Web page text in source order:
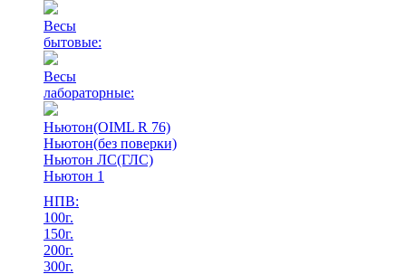
Весы
бытовые:
Весы
лабораторные:
Ньютон(OIML R 76)
Ньютон(без поверки)
Ньютон ЛС(ГЛС)
Ньютон 1
НПВ:
100г.
150г.
200г.
300г.